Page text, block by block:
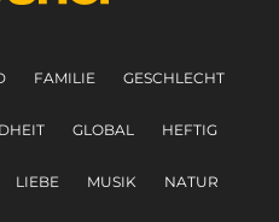
FAMILIE GESCHLECHT
GLOBAL HEFTIG
LIEBE MUSIK NATUR